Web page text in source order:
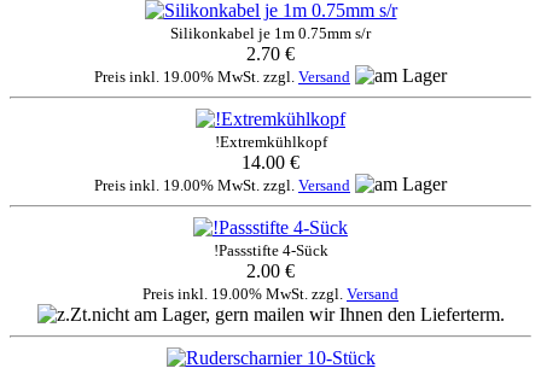
Silikonkabel je 1m 0.75mm s/r
2.70 €
Preis inkl. 19.00% MwSt. zzgl. Versand
!Extremkühlkopf
14.00 €
Preis inkl. 19.00% MwSt. zzgl. Versand
!Passstifte 4-Sück
2.00 €
Preis inkl. 19.00% MwSt. zzgl. Versand